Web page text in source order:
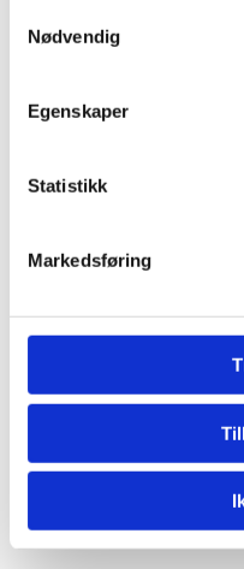
Nødvendig
Egenskaper
Statistikk
Markedsføring
E05CS